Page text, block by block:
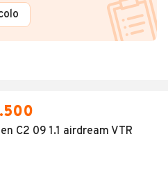
C2 09 1.1 airdream VTR